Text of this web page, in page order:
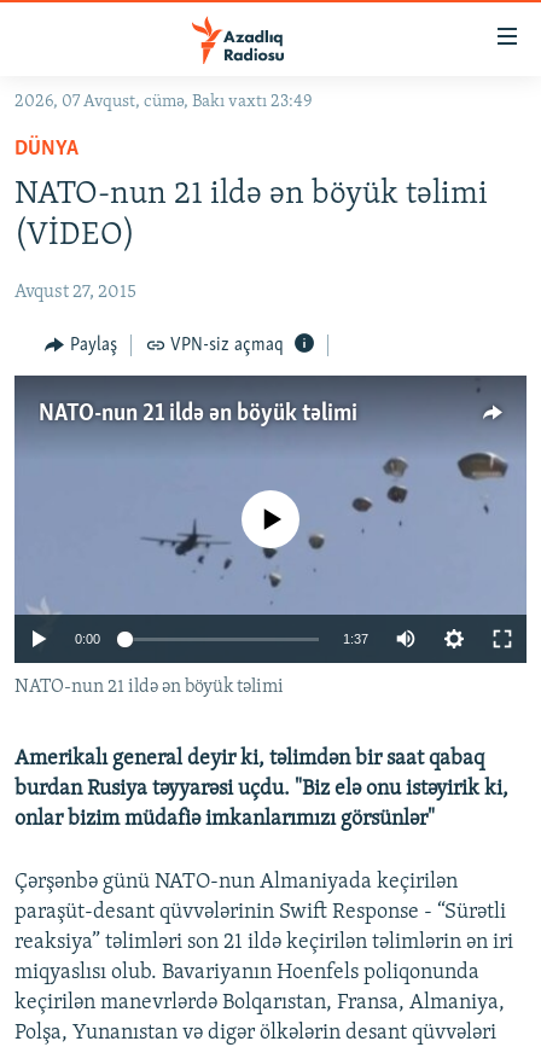
Əsas
qayıt
Əsas
naviqasiyaya
qayıt
KORRUPSIOMETR
#ƏSLINDƏ
FƏRQƏ BAX
QANUNI DOĞRU
KARIKATURA
AZƏRBAYCAN ƏDƏBIYYATI KITABXANASI
İSLAM VƏ DEMOKRATIYA
İZ - MƏDƏNIYYƏT PROQRAMI
PEŞƏ ETIKASI VƏ JURNALISTIKA STANDARTLARIMIZ
MATERIALLARIMIZDAN ISTIFADƏ
AZADLIQRADIOSU MOBIL TELEFONUNUZDA
XƏBƏR BÜLLETENLƏRIMIZ
RFE/RL-in bütün saytları
2026, 07 Avqust, cümə, Bakı vaxtı 23:49
DÜNYA
NATO-nun 21 ildə ən böyük təlimi
(VİDEO)
Avqust 27, 2015
Paylaş VPN-siz açmaq
NATO-nun 21 ildə ən böyük təlimi
No media source currently available
0:00 1:37
NATO-nun 21 ildə ən böyük təlimi
Amerikalı general deyir ki, təlimdən bir saat qabaq
burdan Rusiya təyyarəsi uçdu. "Biz elə onu istəyirik ki,
onlar bizim müdafiə imkanlarımızı görsünlər"
Çərşənbə günü NATO-nun Almaniyada keçirilən
paraşüt-desant qüvvələrinin Swift Response - “Sürətli
reaksiya” təlimləri son 21 ildə keçirilən təlimlərin ən iri
miqyaslısı olub. Bavariyanın Hoenfels poliqonunda
keçirilən manevrlərdə Bolqarıstan, Fransa, Almaniya,
Polşa, Yunanıstan və digər ölkələrin desant qüvvələri